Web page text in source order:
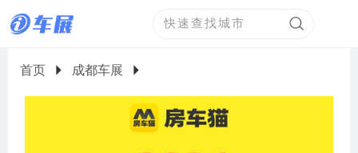
首页 成都车展